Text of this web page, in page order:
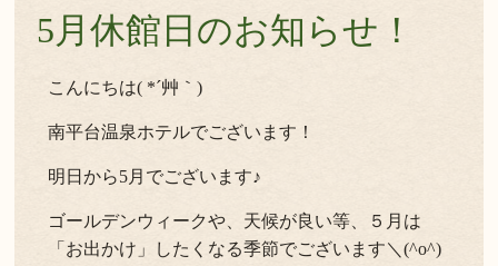
交通アクセス 観光案内
公式サイトからのご予約は5％OFF
宿泊プラン・ご予約
5月休館日のお知らせ！
こんにちは( *´艸｀)
南平台温泉ホテルでございます！
明日から5月でございます♪
ゴールデンウィークや、天候が良い等、５月は
「お出かけ」したくなる季節でございます＼(^o^)
ご予約内容確認・変更